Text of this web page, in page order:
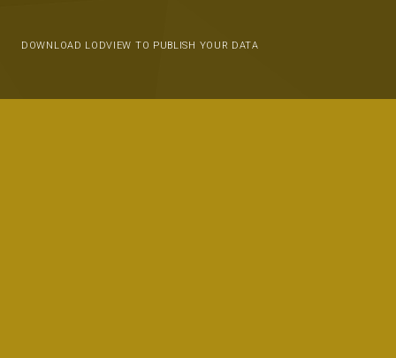
DOWNLOAD LODVIEW TO PUBLISH YOUR DATA